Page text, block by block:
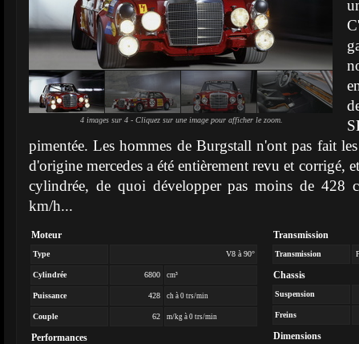
4 images sur 4 - Cliquez sur une image pour afficher le zoom.
pimentée. Les hommes de Burgstall n'ont pas fait
d'origine mercedes a été entièrement revu et corrigé,
cylindrée, de quoi développer pas moins de 428
km/h...
Moteur
Type V8 à 90°
Cylindrée 6800 cm³
Puissance 428 ch à 0 trs/min
Couple 62 m/kg à 0 trs/min
Performances
Transmission
Transmission
Chassis
Suspension
Freins
Dimensions